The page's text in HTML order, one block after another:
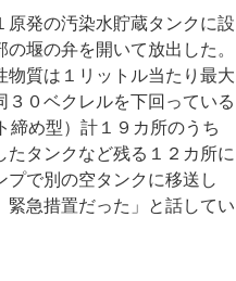
発の汚染水貯蔵タンクに設
堰の弁を開いて放出した。
質は１リットル当たり最大
０ベクレルを下回っている
め型）計１９カ所のうち
タンクなど残る１２カ所に
で別の空タンクに移送し
急措置だった」と話してい